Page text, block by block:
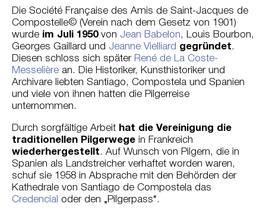
Die Société Française des Amis de Saint-Jacques de
Compostelle© (Verein nach dem Gesetz von 1901)
wurde im Juli 1950von Jean Babelon, Louis Bourbon,
Georges Gaillard und Jeanne Vielliard gegründet.
Diesen schloss sich später René de La Coste-
Messelière an. Die Historiker, Kunsthistoriker und
Archivare liebten Santiago, Compostela und Spanien
und viele von ihnen hatten die Pilgerreise
unternommen.
Durch sorgfältige Arbeit hat die Vereinigung die
traditionellen Pilgerwege in Frankreich
wiederhergestellt. Auf Wunsch von Pilgern, die in
Spanien als Landstreicher verhaftet worden waren,
schuf sie 1958 in Absprache mit den Behörden der
Kathedrale von Santiago de Compostela das
Credencial oder den „Pilgerpass“.